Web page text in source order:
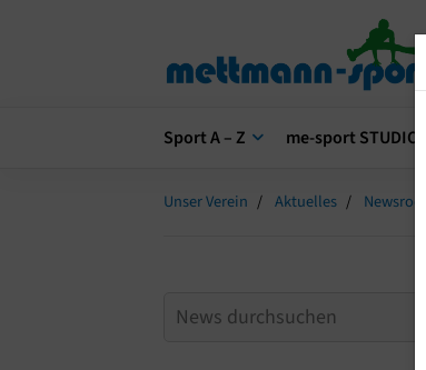
Sport A – Z me-sport STUDIO
Unser Verein Aktuelles Newsroom